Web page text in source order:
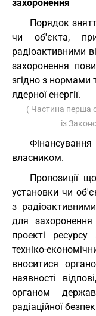
захоронення
Порядок
чи об'єкта,
радіоактивними
захоронення
згідно з нормами
ядерної енергії.
( Частина перша
із
власником.
Пропозиції
установки чи
з
для
проекті
техніко-
вноситися
наявності
органом
радіаційної